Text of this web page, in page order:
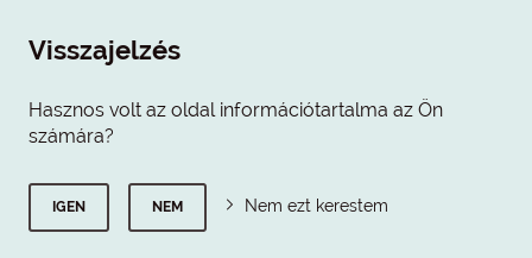
Visszajelzés
Hasznos volt az oldal információtartalma az Ön
számára?
IGEN NEM Nem ezt kerestem